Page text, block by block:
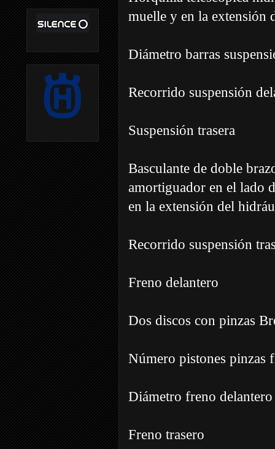
muelle y en la extensión
Diámetro barras
Recorrido suspensión
Suspensión trasera
Basculante de doble
amortiguador en el lado
en la extensión del
Recorrido suspensión
Freno delantero
Dos discos con pinzas
Número pistones pinzas
Diámetro freno
Freno trasero